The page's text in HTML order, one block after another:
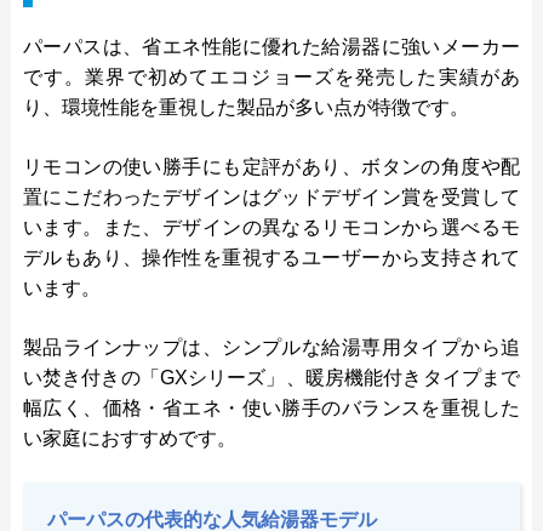
パーパスは、省エネ性能に優れた給湯器に強いメーカー
です。業界で初めてエコジョーズを発売した実績があ
り、環境性能を重視した製品が多い点が特徴です。
リモコンの使い勝手にも定評があり、ボタンの角度や配
置にこだわったデザインはグッドデザイン賞を受賞して
います。また、デザインの異なるリモコンから選べるモ
デルもあり、操作性を重視するユーザーから支持されて
います。
製品ラインナップは、シンプルな給湯専用タイプから追
い焚き付きの「GXシリーズ」、暖房機能付きタイプまで
幅広く、価格・省エネ・使い勝手のバランスを重視した
い家庭におすすめです。
パーパスの代表的な人気給湯器モデル